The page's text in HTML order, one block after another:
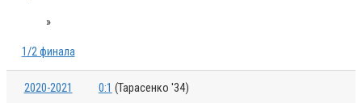
»
1/2 финала
2020-2021 0:1 (Тарасенко '34)